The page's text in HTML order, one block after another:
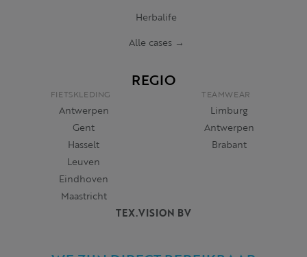
TEX.VISION BV
Herbalife
Alle cases →
REGIO
FIETSKLEDING
Antwerpen
Gent
Hasselt
Leuven
Eindhoven
Maastricht
TEAMWEAR
Limburg
Antwerpen
Brabant